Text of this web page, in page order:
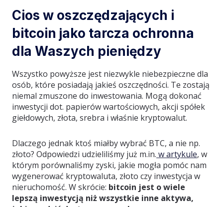
Cios w oszczędzających i
bitcoin jako tarcza ochronna
dla Waszych pieniędzy
Wszystko powyższe jest niezwykle niebezpieczne dla
osób, które posiadają jakieś oszczędności. Te zostają
niemal zmuszone do inwestowania. Mogą dokonać
inwestycji dot. papierów wartościowych, akcji spółek
giełdowych, złota, srebra i właśnie kryptowalut.
Dlaczego jednak ktoś miałby wybrać BTC, a nie np.
złoto? Odpowiedzi udzieliliśmy już m.in. w artykule, w
którym porównaliśmy zyski, jakie mogła pomóc nam
wygenerować kryptowaluta, złoto czy inwestycja w
nieruchomość. W skrócie: bitcoin jest o wiele
lepszą inwestycją niż wszystkie inne aktywa,